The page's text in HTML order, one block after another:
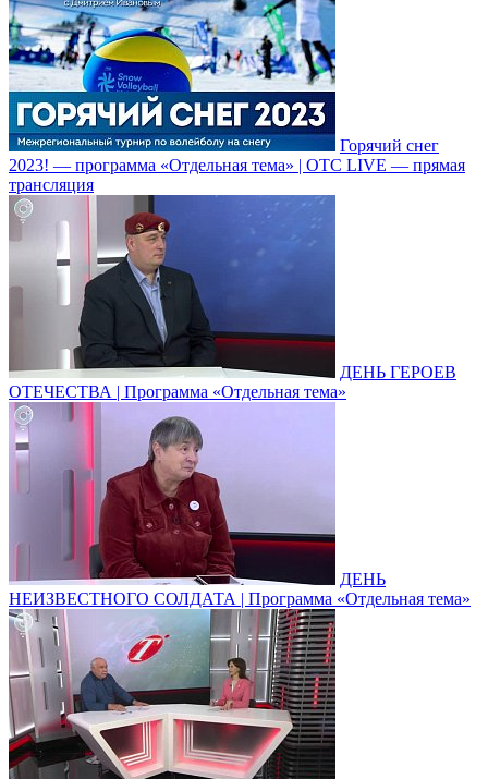
Горячий снег
2023! — программа «Отдельная тема» | ОТС LIVE — прямая
трансляция
ДЕНЬ ГЕРОЕВ
ОТЕЧЕСТВА | Программа «Отдельная тема»
ДЕНЬ
НЕИЗВЕСТНОГО СОЛДАТА | Программа «Отдельная тема»